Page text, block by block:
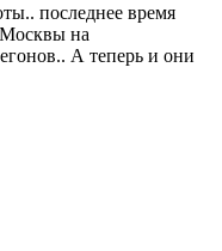
последнее время
на
А теперь и они